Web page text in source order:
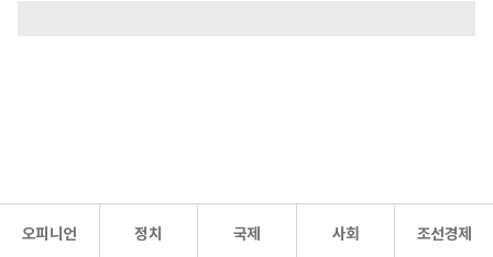
오피니언 정치 국제 사회 조선경제